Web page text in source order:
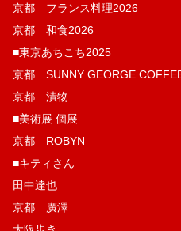
京都 フランス料理2026
京都 和食2026
■東京あちこち2025
京都 SUNNY GEORGE
京都 漬物
■美術展 個展
京都 ROBYN
■キティさん
田中達也
京都 廣澤